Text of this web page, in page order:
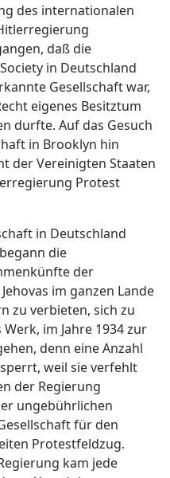
des internationalen
daß die
in Deutschland
Gesellschaft war,
eigenes Besitztum
durfte. Auf das Gesuch
in Brooklyn hin
der Vereinigten Staaten
Protest
in Deutschland
die
der
im ganzen Lande
zu verbieten, sich zu
im Jahre 1934 zur
denn eine Anzahl
weil sie verfehlt
der Regierung
ungebührlichen
für den
Protestfeldzug.
kam jede